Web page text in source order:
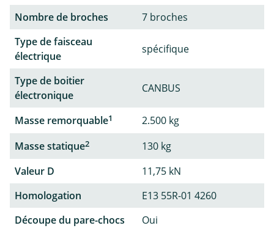
Nombre de broches
7 broches
Type de faisceau
électrique
spécifique
Type de boitier
électronique
CANBUS
Masse remorquable1
2.500 kg
Masse statique2
130 kg
Valeur D
11,75 kN
Homologation
E13 55R-01 4260
Découpe du pare-chocs
Oui